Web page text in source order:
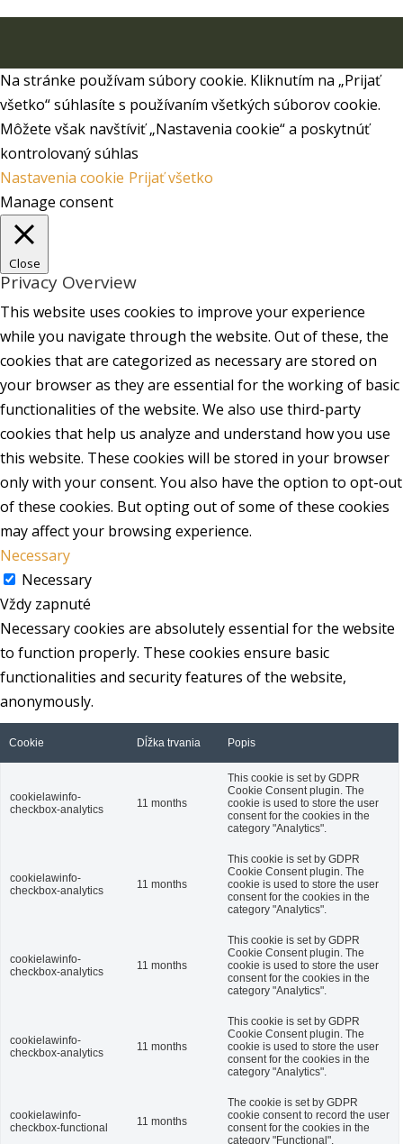
Na stránke používam súbory cookie. Kliknutím na „Prijať
všetko“ súhlasíte s používaním všetkých súborov cookie.
Môžete však navštíviť „Nastavenia cookie“ a poskytnúť
kontrolovaný súhlas
Nastavenia cookie Prijať všetko
Manage consent
Close
Privacy Overview
This website uses cookies to improve your experience
while you navigate through the website. Out of these, the
cookies that are categorized as necessary are stored on
your browser as they are essential for the working of basic
functionalities of the website. We also use third-party
cookies that help us analyze and understand how you use
this website. These cookies will be stored in your browser
only with your consent. You also have the option to opt-out
of these cookies. But opting out of some of these cookies
may affect your browsing experience.
Necessary
Necessary
Vždy zapnuté
Necessary cookies are absolutely essential for the website
to function properly. These cookies ensure basic
functionalities and security features of the website,
anonymously.
Cookie Dĺžka trvania Popis
cookielawinfo-
checkbox-analytics
11 months
This cookie is set by GDPR
Cookie Consent plugin. The
cookie is used to store the user
consent for the cookies in the
category "Analytics".
cookielawinfo-
checkbox-analytics
11 months
This cookie is set by GDPR
Cookie Consent plugin. The
cookie is used to store the user
consent for the cookies in the
category "Analytics".
cookielawinfo-
checkbox-analytics
11 months
This cookie is set by GDPR
Cookie Consent plugin. The
cookie is used to store the user
consent for the cookies in the
category "Analytics".
cookielawinfo-
checkbox-analytics
11 months
This cookie is set by GDPR
Cookie Consent plugin. The
cookie is used to store the user
consent for the cookies in the
category "Analytics".
cookielawinfo-
checkbox-functional
11 months
The cookie is set by GDPR
cookie consent to record the user
consent for the cookies in the
category "Functional".